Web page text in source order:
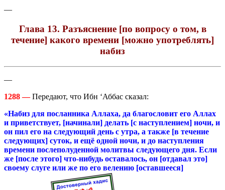
—
Глава 13. Разъяснение [по вопросу о том, в
течение] какого времени [можно употреблять]
набиз
—
1288 — Передают, что Ибн ‘Аббас сказал:
«Набиз для посланника Аллаха, да благословит его Аллах
и приветствует, [начинали] делать [с наступлением] ночи, и
он пил его на следующий день с утра, а также [в течение
следующих] суток, и ещё одной ночи, и до наступления
времени послеполуденной молитвы следующего дня. Если
же [после этого] что-нибудь оставалось, он [отдавал это]
своему слуге или же по его велению [оставшееся]